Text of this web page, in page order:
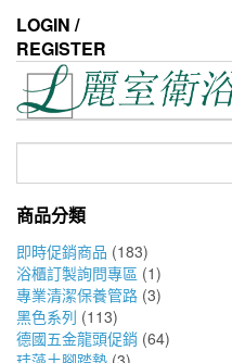
the
content
LOGIN /
REGISTER
鍵
商品分類
即時促銷商品 (183)
浴櫃訂製詢問專區 (1)
專業清潔保養管路 (3)
黑色系列 (113)
德國五金龍頭促銷 (64)